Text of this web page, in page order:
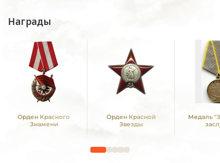
Награды
Орден Красного
Знамени
Орден Красной
Звезды
Медаль